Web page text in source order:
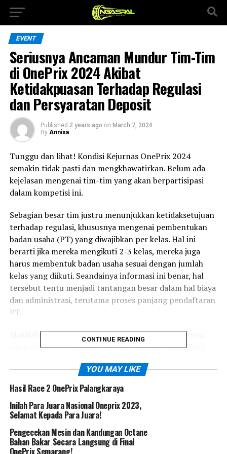
EVENT
Seriusnya Ancaman Mundur Tim-Tim
di OnePrix 2024 Akibat
Ketidakpuasan Terhadap Regulasi
dan Persyaratan Deposit
Published 2 years ago on March 7, 2024
By Annisa
Tunggu dan lihat! Kondisi Kejurnas OnePrix 2024
semakin tidak pasti dan mengkhawatirkan. Belum ada
kejelasan mengenai tim-tim yang akan berpartisipasi
dalam kompetisi ini.
Sebagian besar tim justru menunjukkan ketidaksetujuan
terhadap regulasi, khususnya mengenai pembentukan
badan usaha (PT) yang diwajibkan per kelas. Hal ini
berarti jika mereka mengikuti 2-3 kelas, mereka juga
harus membentuk badan usaha sesuai dengan jumlah
kelas yang diikuti. Seandainya informasi ini benar, hal
tersebut tentu menjadi tantangan besar dalam hal biaya
dan administrasi, terutama proses panjang pendaftaran
PT.
Masalah lainnya adalah keberatan terhadap besarnya
uang deposit, meskipun akan dikembalikan pada akhir
pendaftaran per kelas dan biaya lainnya yang tidak
sedikit. Beberapa tim bahkan menyebut bahwa mereka
harus mengeluarkan sejumlah besar uang, mencapai
400-500 juta atau bahkan lebih, untuk memenuhi
kewajiban tersebut hingga bulan Juni mendatang.
Beberapa tim, seperti Yamaha BAF Akai Jaya MBKW2
CONTINUE READING
YOU MAY LIKE
Hasil Race 2 OnePrix Palangkaraya
Inilah Para Juara Nasional Oneprix 2023,
Selamat Kepada Para Juara!
Pengecekan Mesin dan Kandungan Octane
Bahan Bakar Secara Langsung di Final
OnePrix Semarang!